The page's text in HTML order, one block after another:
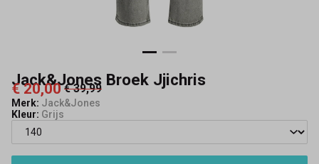
Jack&Jones Broek Jjichris
€ 20,00 € 39,99
Merk: Jack&Jones
Kleur: Grijs